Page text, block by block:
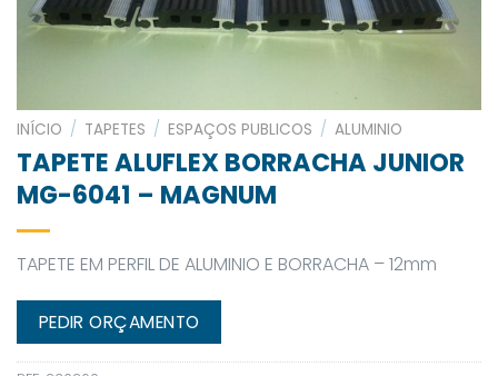
INÍCIO / TAPETES / ESPAÇOS PUBLICOS / ALUMINIO
TAPETE ALUFLEX BORRACHA JUNIOR
MG-6041 – MAGNUM
TAPETE EM PERFIL DE ALUMINIO E BORRACHA – 12mm
PEDIR ORÇAMENTO